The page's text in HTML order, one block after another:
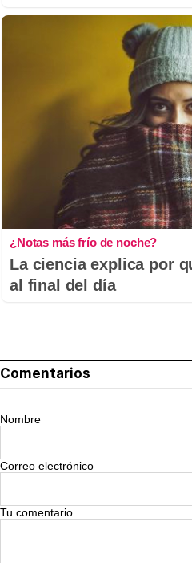
¿Notas más frío de noche?
La ciencia explica por
al final del día
Comentarios
Nombre
Correo electrónico
Tu comentario